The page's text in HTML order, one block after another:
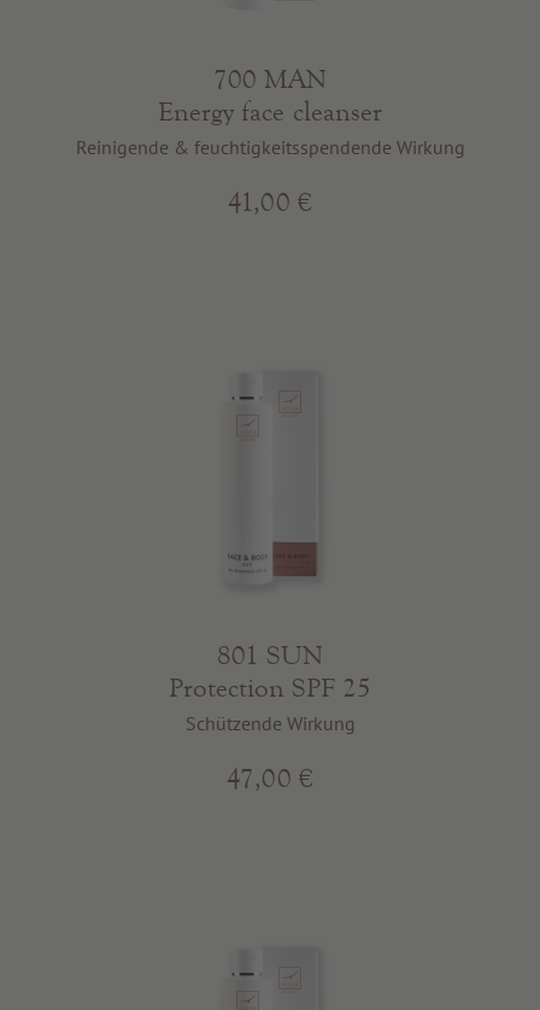
700 MAN
Energy face cleanser
Reinigende & feuchtigkeitsspendende Wirkung
41,00 €
801 SUN
Protection SPF 25
Schützende Wirkung
47,00 €